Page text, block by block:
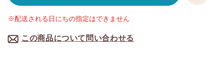
この商品について問い合わせる
※配送される日にちの指定はできません